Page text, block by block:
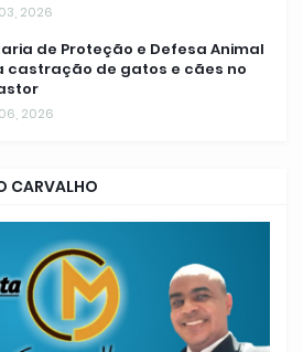
2026
de Proteção e Defesa Animal
castração de gatos e cães no
2026
CARVALHO